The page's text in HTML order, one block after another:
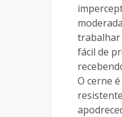
trabalhar
fácil de
O cerne